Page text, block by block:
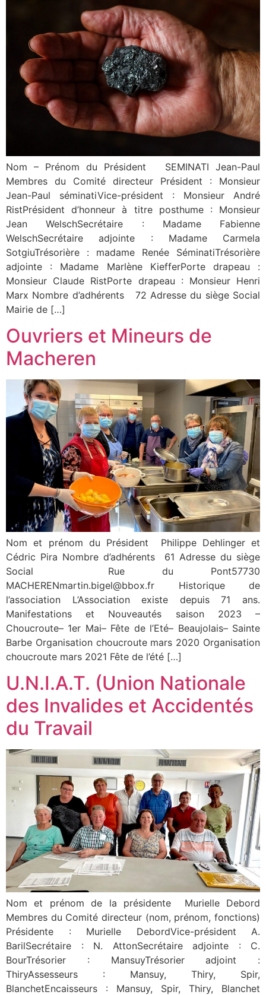
Nom – Prénom du Président SEMINATI Jean-Paul
Membres du Comité directeur Président : Monsieur
Jean-Paul séminatiVice-président : Monsieur André
RistPrésident d’honneur à titre posthume : Monsieur
Jean WelschSecrétaire : Madame Fabienne
WelschSecrétaire adjointe : Madame Carmela
SotgiuTrésorière : madame Renée SéminatiTrésorière
adjointe : Madame Marlène KiefferPorte drapeau :
Monsieur Claude RistPorte drapeau : Monsieur Henri
Marx Nombre d’adhérents 72 Adresse du siège Social
Mairie de […]
Ouvriers et Mineurs de
Macheren
Nom et prénom du Président Philippe Dehlinger et
Cédric Pira Nombre d’adhérents 61 Adresse du siège
Social Rue du Pont57730
MACHERENmartin.bigel@bbox.fr Historique de
l’association L’Association existe depuis 71 ans.
Manifestations et Nouveautés saison 2023 –
Choucroute– 1er Mai– Fête de l’Eté– Beaujolais– Sainte
Barbe Organisation choucroute mars 2020 Organisation
choucroute mars 2021 Fête de l’été […]
U.N.I.A.T. (Union Nationale
des Invalides et Accidentés
du Travail
Nom et prénom de la présidente Murielle Debord
Membres du Comité directeur (nom, prénom, fonctions)
Présidente : Murielle DebordVice-président A.
BarilSecrétaire : N. AttonSecrétaire adjointe : C.
BourTrésorier : MansuyTrésorier adjoint :
ThiryAssesseurs : Mansuy, Thiry, Spir,
BlanchetEncaisseurs : Mansuy, Spir, Thiry, Blanchet